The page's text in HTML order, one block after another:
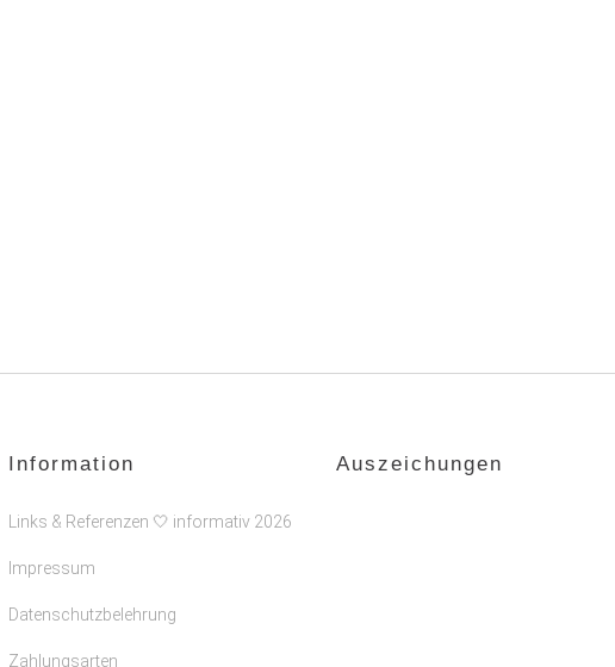
Information
Links & Referenzen 🤍 informativ 2026
Impressum
Datenschutzbelehrung
Zahlungsarten
Auszeichungen